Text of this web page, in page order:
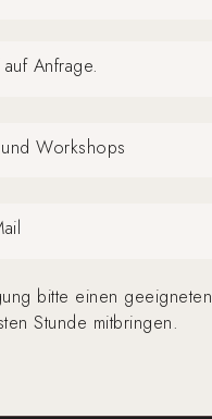
auf Anfrage.
Workshops
bitte einen geeigneten
Stunde mitbringen.